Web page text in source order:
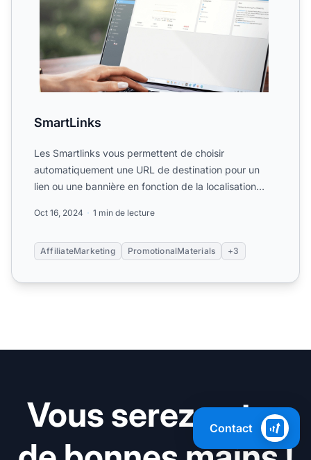
SmartLinks
Les Smartlinks vous permettent de choisir
automatiquement une URL de destination pour un
lien ou une bannière en fonction de la localisation
Oct 16, 2024 1 min de lecture
AffiliateMarketing PromotionalMaterials +3
Vous serez entre
Contact